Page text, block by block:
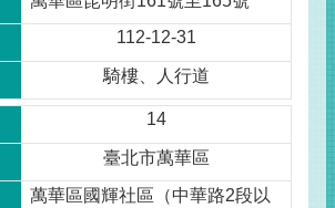
112-12-31
騎樓、人行道
14
臺北市萬華區
萬華區國輝社區（中華路2段以